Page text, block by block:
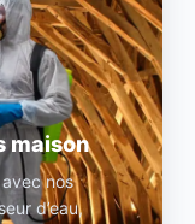
maison
nos
d’eau,